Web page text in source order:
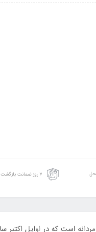
۷ روز ضمانت بازگشت